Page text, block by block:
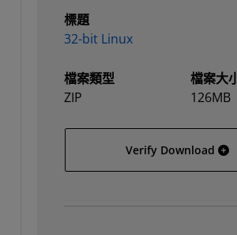
標題
32-bit Linux
檔案類型
ZIP
檔案大
126MB
Verify Download 32-